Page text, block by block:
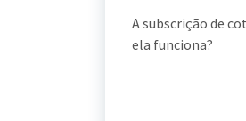
A subscrição de
ela funciona?